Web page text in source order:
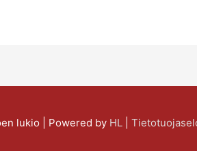
lukio | Powered by HL|